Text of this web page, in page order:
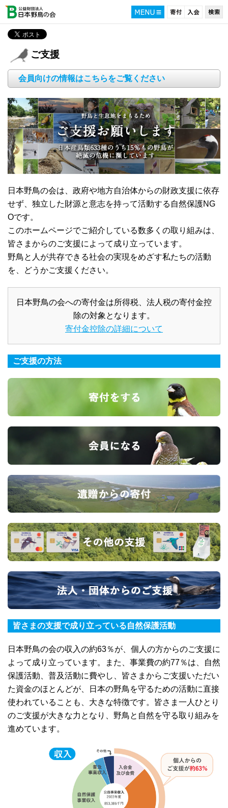
ご支援
会員向けの情報はこちらをご覧ください
日本野鳥の会は、政府や地方自治体からの財政支援に依存
せず、独立した財源と意志を持って活動する自然保護NG
Oです。
このホームページでご紹介している数多くの取り組みは、
皆さまからのご支援によって成り立っています。
野鳥と人が共存できる社会の実現をめざす私たちの活動
を、どうかご支援ください。
日本野鳥の会への寄付金は所得税、法人税の寄付金控
除の対象となります。
寄付金控除の詳細について
ご支援の方法
皆さまの支援で成り立っている自然保護活動
日本野鳥の会の収入の約63％が、個人の方からのご支援に
よって成り立っています。また、事業費の約77％は、自然
保護活動、普及活動に費やし、皆さまからご支援いただい
た資金のほとんどが、日本の野鳥を守るための活動に直接
使われていることも、大きな特徴です。皆さま一人ひとり
のご支援が大きな力となり、野鳥と自然を守る取り組みを
進めています。